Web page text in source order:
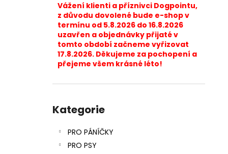
Vážení klienti a příznivci Dogpointu,
z důvodu dovolené bude e-shop v
termínu od 5.8.2026 do 16.8.2026
uzavřen a objednávky přijaté v
tomto období začneme vyřizovat
17.8.2026. Děkujeme za pochopení a
přejeme všem krásné léto!
kategorie
Kategorie
PRO PÁNÍČKY
PRO PSY